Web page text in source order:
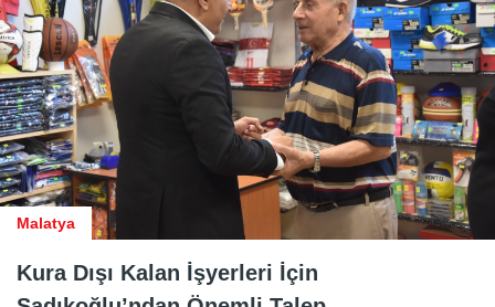
Malatya
Kura Dışı Kalan İşyerleri İçin